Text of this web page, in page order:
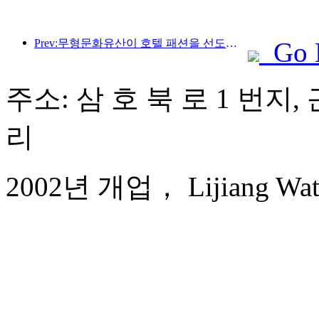
Prev:무형문화유산이 호텔 패션을 선도하고, 고급 리조트 호텔의 다음은 어디일까?
Go
주소: 삼 호 북 로 1 번지,
리
2002년 개업， Lijiang